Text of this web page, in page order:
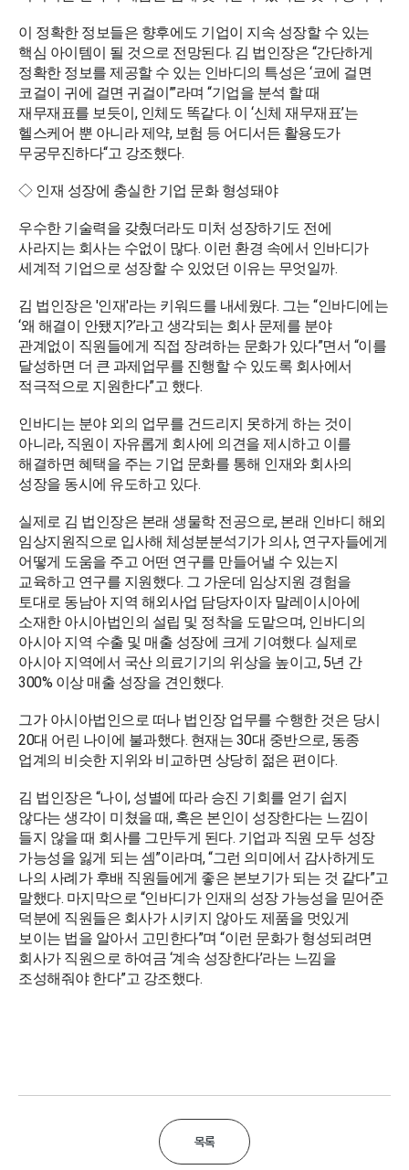
이 정확한 정보들은 향후에도 기업이 지속 성장할 수 있는
핵심 아이템이 될 것으로 전망된다. 김 법인장은 “간단하게
정확한 정보를 제공할 수 있는 인바디의 특성은 ‘코에 걸면
코걸이 귀에 걸면 귀걸이’”라며 “기업을 분석 할 때
재무재표를 보듯이, 인체도 똑같다. 이 ‘신체 재무재표’는
헬스케어 뿐 아니라 제약, 보험 등 어디서든 활용도가
무궁무진하다“고 강조했다.
◇ 인재 성장에 충실한 기업 문화 형성돼야
우수한 기술력을 갖췄더라도 미처 성장하기도 전에
사라지는 회사는 수없이 많다. 이런 환경 속에서 인바디가
세계적 기업으로 성장할 수 있었던 이유는 무엇일까.
김 법인장은 '인재'라는 키워드를 내세웠다. 그는 “인바디에는
‘왜 해결이 안됐지?’라고 생각되는 회사 문제를 분야
관계없이 직원들에게 직접 장려하는 문화가 있다”면서 “이를
달성하면 더 큰 과제업무를 진행할 수 있도록 회사에서
적극적으로 지원한다”고 했다.
인바디는 분야 외의 업무를 건드리지 못하게 하는 것이
아니라, 직원이 자유롭게 회사에 의견을 제시하고 이를
해결하면 혜택을 주는 기업 문화를 통해 인재와 회사의
성장을 동시에 유도하고 있다.
실제로 김 법인장은 본래 생물학 전공으로, 본래 인바디 해외
임상지원직으로 입사해 체성분분석기가 의사, 연구자들에게
어떻게 도움을 주고 어떤 연구를 만들어낼 수 있는지
교육하고 연구를 지원했다. 그 가운데 임상지원 경험을
토대로 동남아 지역 해외사업 담당자이자 말레이시아에
소재한 아시아법인의 설립 및 정착을 도맡으며, 인바디의
아시아 지역 수출 및 매출 성장에 크게 기여했다. 실제로
아시아 지역에서 국산 의료기기의 위상을 높이고, 5년 간
300% 이상 매출 성장을 견인했다.
그가 아시아법인으로 떠나 법인장 업무를 수행한 것은 당시
20대 어린 나이에 불과했다. 현재는 30대 중반으로, 동종
업계의 비슷한 지위와 비교하면 상당히 젊은 편이다.
김 법인장은 “나이, 성별에 따라 승진 기회를 얻기 쉽지
않다는 생각이 미쳤을 때, 혹은 본인이 성장한다는 느낌이
들지 않을 때 회사를 그만두게 된다. 기업과 직원 모두 성장
가능성을 잃게 되는 셈”이라며, “그런 의미에서 감사하게도
나의 사례가 후배 직원들에게 좋은 본보기가 되는 것 같다”고
말했다. 마지막으로 “인바디가 인재의 성장 가능성을 믿어준
덕분에 직원들은 회사가 시키지 않아도 제품을 멋있게
보이는 법을 알아서 고민한다”며 “이런 문화가 형성되려면
회사가 직원으로 하여금 ‘계속 성장한다’라는 느낌을
조성해줘야 한다”고 강조했다.
목록